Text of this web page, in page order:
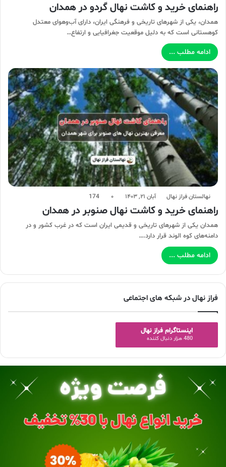
راهنمای خرید و کاشت نهال گردو در همدان
همدان، یکی از شهرهای تاریخی و فرهنگی ایران، دارای آب‌وهوای معتدل
کوهستانی است که به دلیل موقعیت جغرافیایی و ارتفاع…
ادامه مطلب ...
نهالستان فراز نهال آبان ۲۱, ۱۴۰۳ ۰ 174
راهنمای خرید و کاشت نهال صنوبر در همدان
همدان یکی از شهرهای تاریخی و قدیمی ایران است که در غرب کشور و در
دامنه‌های کوه الوند قرار دارد.…
ادامه مطلب ...
فراز نهال در شبکه های اجتماعی
اینستاگرام فراز نهال
480 هزار دنبال کننده